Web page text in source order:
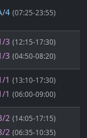
4 (07:25-23:55)
3 (12:15-17:30)
3 (04:50-08:20)
1 (13:10-17:30)
1 (06:00-09:00)
2 (14:05-17:15)
2 (06:35-10:35)